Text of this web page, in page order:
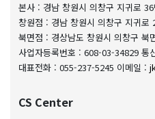
본사 : 경남 창원시 의창구 지귀로
창원점 : 경남 창원시 의창구 지귀로
북면점 : 경상남도 창원시 의창구 북
사업자등록번호 : 608-03-34829 통
대표전화 : 055-237-5245 이메일 :
CS Center